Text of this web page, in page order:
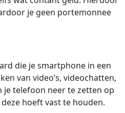
je geen portemonnee
die je smartphone in een
van video’s, videochatten,
je telefoon neer te zetten op
hoeft vast te houden.